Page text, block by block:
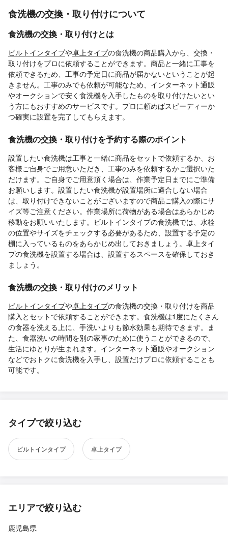
食洗機の交換・取り付けについて
食洗機の交換・取り付けとは
ビルトインタイプや卓上タイプの食洗機の商品購入から、交換・
取り付けをプロに依頼することができます。商品と一緒に工事を
依頼できるため、工事の予定日に商品が届かないということが起
きません。工事のみでも依頼が可能なため、インターネット通販
やオークションで安く食洗機を入手したものを取り付けたいとい
う方にもおすすめのサービスです。プロに頼めばスピーディーか
つ確実に設置を完了してもらえます。
食洗機の交換・取り付けを予約する際のポイント
設置したい食洗機は工事と一緒に商品をセットで依頼するか、お
客様ご自身でご用意いただき、工事のみを依頼するかご選択いた
だけます。ご自身でご用意頂く場合は、作業予定日までにご準備
お願いします。設置したい食洗機が設置場所に適合しない場合
は、取り付けできないことがございますので商品ご購入の際にサ
イズ等ご注意ください。作業場所に荷物がある場合はあらかじめ
移動をお願いいたします。ビルトインタイプの食洗機では、水栓
の位置やサイズをチェックする必要があるため、設置する予定の
棚に入っているものをあらかじめ出しておきましょう。卓上タイ
プの食洗機を設置する場合は、設置するスペースを確保しておき
ましょう。
食洗機の交換・取り付けのメリット
ビルトインタイプや卓上タイプの食洗機の交換・取り付けを商品
購入とセットで依頼することができます。食洗機は1度にたくさん
の食器を洗える上に、手洗いよりも節水効果も期待できます。ま
た、食器洗いの時間を別の家事のために使うことができるので、
生活にゆとりが生まれます。インターネット通販やオークション
などでおトクに食洗機を入手し、設置だけプロに依頼することも
可能です。
タイプで絞り込む
ビルトインタイプ 卓上タイプ
エリアで絞り込む
鹿児島県